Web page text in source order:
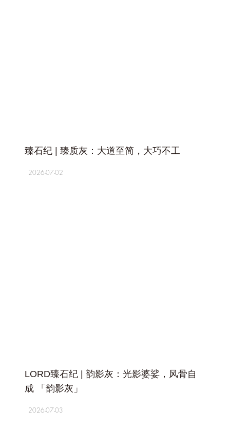
臻石纪 | 臻质灰：大道至简，大巧不工
2026-07-02
LORD臻石纪 | 韵影灰：光影婆娑，风骨自
成 「韵影灰」
2026-07-03